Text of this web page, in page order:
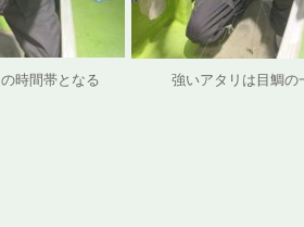
の時間帯となる 強いアタリは目鯛の